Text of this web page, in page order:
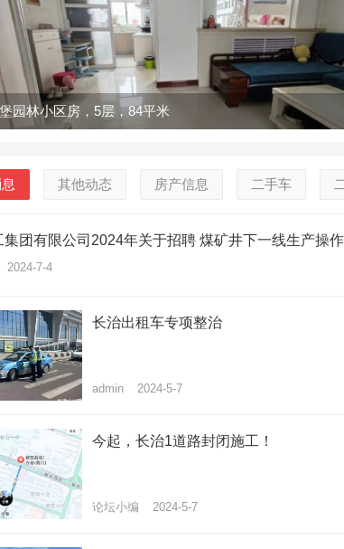
园林小区房，5层，84平米
其他动态 房产信息 二手车
集团有限公司2024年关于招聘 煤矿井下一线生产操
2024-7-4
长治出租车专项整治
admin 2024-5-7
今起，长治1道路封闭施工！
论坛小编 2024-5-7